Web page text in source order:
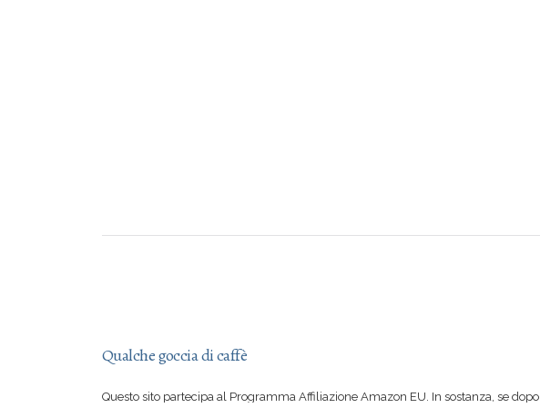
Qualche goccia di caffè
Questo sito partecipa al Programma Affiliazione Amazon EU. In sostanza, se dopo